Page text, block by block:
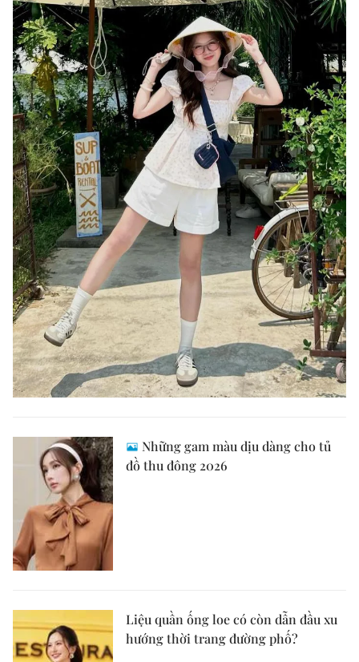
Những gam màu dịu dàng cho tủ
đồ thu đông 2026
Liệu quần ống loe có còn dẫn đầu xu
hướng thời trang đường phố?